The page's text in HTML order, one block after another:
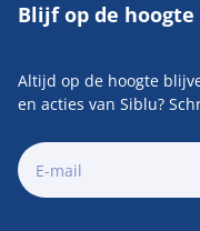
Blijf op de hoogte
Altijd op de hoogte
en acties van Siblu?